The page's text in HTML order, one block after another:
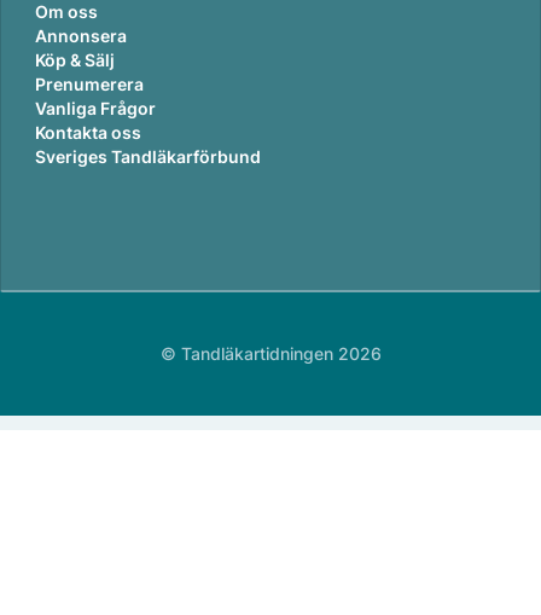
Om oss
Annonsera
Köp & Sälj
Prenumerera
Vanliga Frågor
Kontakta oss
Sveriges Tandläkarförbund
© Tandläkartidningen 2026